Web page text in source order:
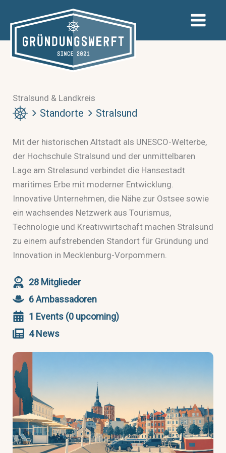
Inhalt
springen
Stralsund & Landkreis
Standorte Stralsund
Mit der historischen Altstadt als UNESCO-Welterbe,
der Hochschule Stralsund und der unmittelbaren
Lage am Strelasund verbindet die Hansestadt
maritimes Erbe mit moderner Entwicklung.
Innovative Unternehmen, die Nähe zur Ostsee sowie
ein wachsendes Netzwerk aus Tourismus,
Technologie und Kreativwirtschaft machen Stralsund
zu einem aufstrebenden Standort für Gründung und
Innovation in Mecklenburg-Vorpommern.
28 Mitglieder
6 Ambassadoren
1 Events (0 upcoming)
4 News